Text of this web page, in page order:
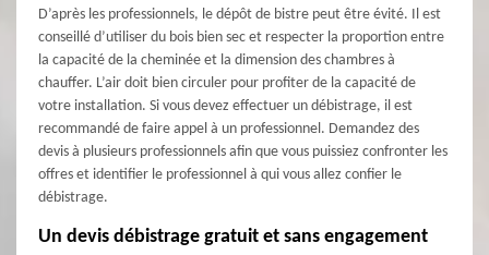
D’après les professionnels, le dépôt de bistre peut être évité. Il est
conseillé d’utiliser du bois bien sec et respecter la proportion entre
la capacité de la cheminée et la dimension des chambres à
chauffer. L’air doit bien circuler pour profiter de la capacité de
votre installation. Si vous devez effectuer un débistrage, il est
recommandé de faire appel à un professionnel. Demandez des
devis à plusieurs professionnels afin que vous puissiez confronter les
offres et identifier le professionnel à qui vous allez confier le
débistrage.
Un devis débistrage gratuit et sans engagement